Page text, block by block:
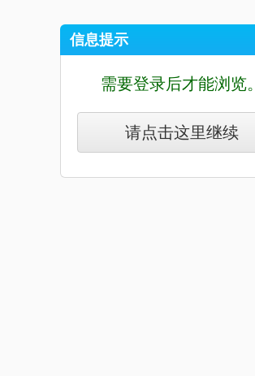
信息提示
需要登录后才能浏览。
请点击这里继续